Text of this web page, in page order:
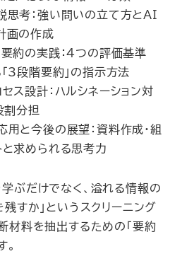
思考：強い問いの立て方とAI
画の作成
要約の実践：4つの評価基準
3段階要約」の指示方法
ス設計：ハルシネーション対
割分担
と今後の展望：資料作成・組
と求められる思考力
ぶだけでなく、溢れる情報の
残すか」というスクリーニング
材料を抽出するための「要約
。